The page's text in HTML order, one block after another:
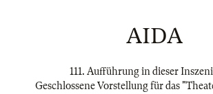
AIDA
111. Aufführung in dieser
Geschlossene Vorstellung für das